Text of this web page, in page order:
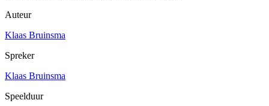
Auteur
Klaas Bruinsma
Spreker
Klaas Bruinsma
Speelduur